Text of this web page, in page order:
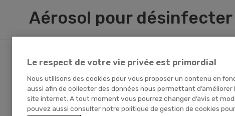
Aérosol pour désinfecter
Le respect de votre vie privée est primordial
Nous utilisons des cookies pour vous proposer un contenu en
aussi afin de collecter des données nous permettant d’améliorer
site internet. A tout moment vous pourrez changer d’avis et
pouvez aussi consulter notre politique de gestion de cookies